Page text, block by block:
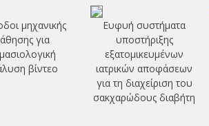
μηχανικής
για
βίντεο
Ευφυή συστήματα
υποστήριξης
εξατομικευμένων
ιατρικών αποφάσεων
για τη διαχείριση του
σακχαρώδους διαβήτη